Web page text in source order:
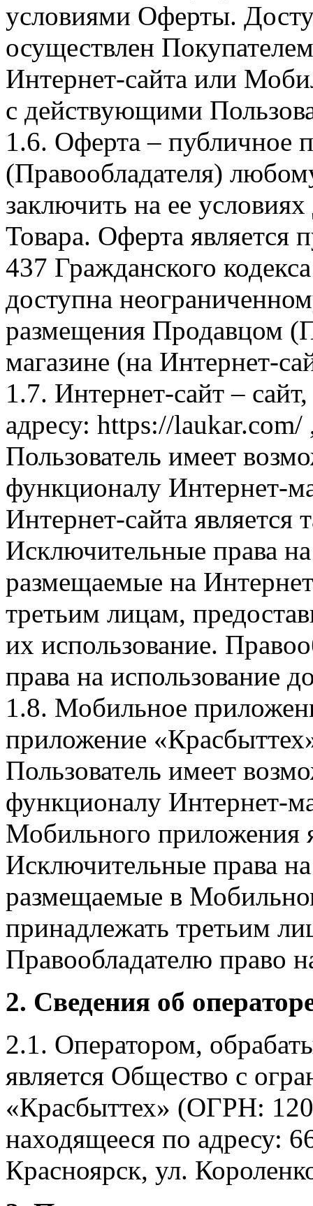
условиями Оферты.
осуществлен
Интернет-сайта или
с действующими
1.6. Оферта – публичное
(Правообладателя)
заключить на ее
Товара. Оферта является
437 Гражданского
доступна
размещения Продавцом
магазине (на Интернет-
1.7. Интернет-сайт –
адресу: https://laukar.com/
Пользователь имеет
функционалу Интернет-
Интернет-сайта
Исключительные права
размещаемые на
третьим лицам,
их использование.
права на использование
1.8. Мобильное
приложение
Пользователь имеет
функционалу Интернет-
Мобильного приложения
Исключительные права
размещаемые в
принадлежать третьим
Правообладателю право
2. Сведения об
2.1. Оператором,
является Общество с
«Красбыттех» (ОГРН:
находящееся по адресу:
Красноярск, ул.